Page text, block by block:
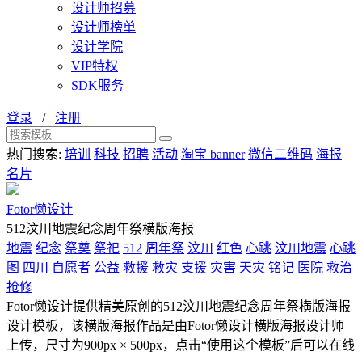
设计师招募
设计师榜单
设计学院
VIP特权
SDK服务
登录 / 注册
热门搜索: 培训 科技 招聘 活动 淘宝 banner 微信二维码 海报
名片
Fotor懒设计
512汶川地震纪念周年祭横版海报
地震 纪念 祭奠 祭祀 512 周年祭 汶川 红色 心跳 汶川地震 心跳
图 四川 自愿者 公益 救援 救灾 支援 灾害 天灾 铭记 医院 救治
抢修
Fotor懒设计提供精美原创的512汶川地震纪念周年祭横版海报
设计模板，该横版海报作品是由Fotor懒设计横版海报设计师
上传，尺寸为900px × 500px，点击“使用这个模板”后可以在线